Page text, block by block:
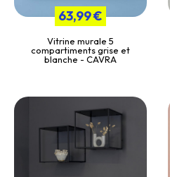
63,99 €
Vitrine murale 5
compartiments grise et
blanche - CAVRA